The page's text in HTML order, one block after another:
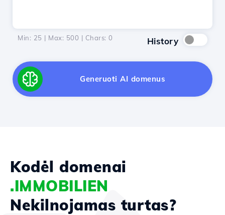
Min: 25 | Max: 500 | Chars: 0 History
Generuoti AI domenus
Kodėl domenai
.IMMOBILIEN
Nekilnojamas turtas?